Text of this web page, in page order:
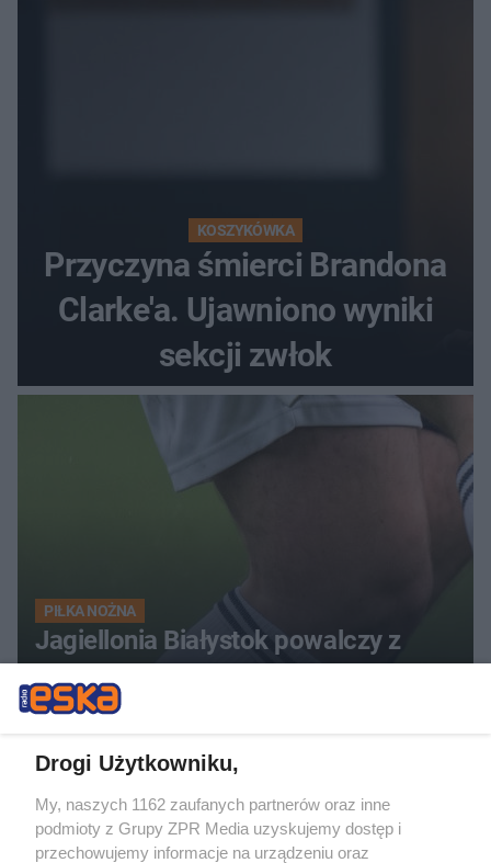
KOSZYKÓWKA
Przyczyna śmierci Brandona
Clarke'a. Ujawniono wyniki
sekcji zwłok
PIŁKA NOŻNA
Jagiellonia Białystok powalczy z
Widzewem Łódź. Kto wygra w hicie
Ekstraklasy?
Drogi Użytkowniku,
My, naszych 1162 zaufanych partnerów oraz inne
podmioty z Grupy ZPR Media uzyskujemy dostęp i
przechowujemy informacje na urządzeniu oraz